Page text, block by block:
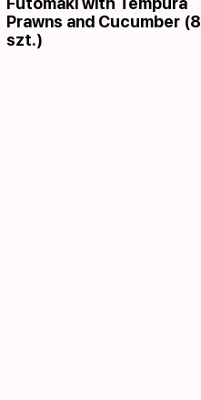
Prawns and Cucumber (8
szt.)